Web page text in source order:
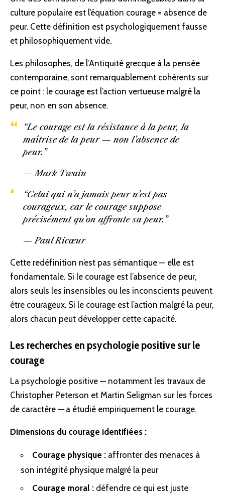
culture populaire est l’équation courage = absence de
peur. Cette définition est psychologiquement fausse
et philosophiquement vide.
Les philosophes, de l’Antiquité grecque à la pensée
contemporaine, sont remarquablement cohérents sur
ce point : le courage est l’action vertueuse malgré la
peur, non en son absence.
“Le courage est la résistance à la peur, la
maîtrise de la peur — non l’absence de
peur.”
— Mark Twain
“Celui qui n’a jamais peur n’est pas
courageux, car le courage suppose
précisément qu’on affronte sa peur.”
— Paul Ricœur
Cette redéfinition n’est pas sémantique — elle est
fondamentale. Si le courage est l’absence de peur,
alors seuls les insensibles ou les inconscients peuvent
être courageux. Si le courage est l’action malgré la peur,
alors chacun peut développer cette capacité.
Les recherches en psychologie positive sur le
courage
La psychologie positive — notamment les travaux de
Christopher Peterson et Martin Seligman sur les forces
de caractère — a étudié empiriquement le courage.
Dimensions du courage identifiées :
Courage physique : affronter des menaces à
son intégrité physique malgré la peur
Courage moral : défendre ce qui est juste